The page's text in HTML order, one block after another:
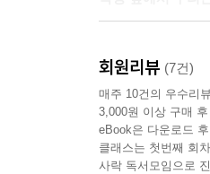
것은, 빚을 다 갚
---「4. 부로 가는 길
상징이다. 일곱 살
좋았다. 하지만 집
살다 보면 누구에
있었는지 큰 후회
빼앗겨 시간을,
회원리뷰 (7건)
매주 10건의 우수리
3,000원 이상 구매
eBook은 다운로드
클래스는 첫번째 회
사락 독서모임으로